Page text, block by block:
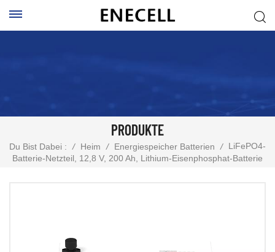
PRODUKTE
Du Bist Dabei : / Heim / Energiespeicher Batterien /
LiFePO4-
Batterie-Netzteil, 12,8 V, 200 Ah, Lithium-Eisenphosphat-Batterie